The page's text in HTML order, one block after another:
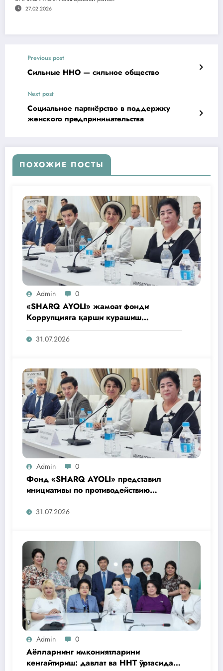
27.02.2026
Previous post
Сильные ННО — сильное общество
Next post
Социальное партнёрство в поддержку
женского предпринимательства
ПОХОЖИЕ ПОСТЫ
Admin 0
«SHARQ AYOLI» жамоат фонди
Коррупцияга қарши курашиш
агентлигидаги жамоат эшитувида
ташаббусларини тақдим этди
31.07.2026
Admin 0
Фонд «SHARQ AYOLI» представил
инициативы по противодействию
коррупции на общественном слушании
в Агентстве
31.07.2026
Admin 0
Аёлларнинг имкониятларини
кенгайтириш: давлат ва ННТ ўртасида